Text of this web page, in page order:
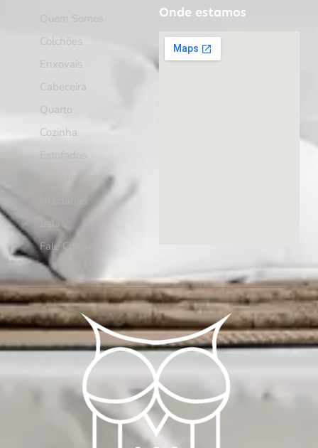
Colchões
Enxovais
Cabeceira
Quarto
Cozinha
Estofados
Sala de Jantar
Utilidades
Sala
Fale Conosco
Onde estamos